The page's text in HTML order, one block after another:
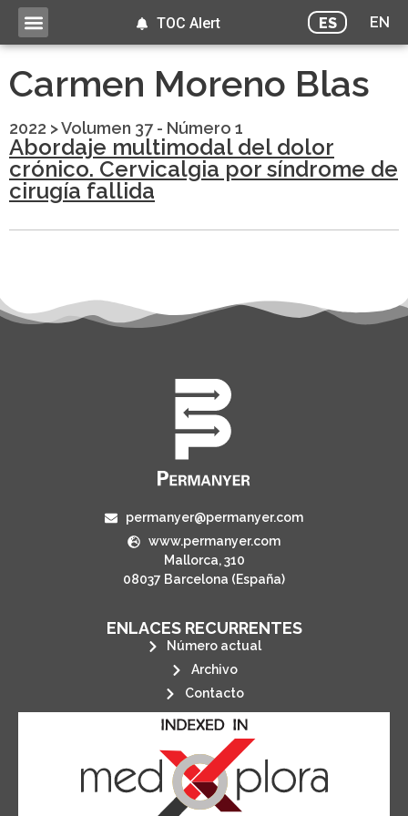
ES EN
TOC Alert
Carmen Moreno Blas
2022 >Volumen 37 - Número 1
Abordaje multimodal del dolor
crónico. Cervicalgia por síndrome de
cirugía fallida
permanyer@permanyer.com
www.permanyer.com
Mallorca, 310
08037 Barcelona (España)
ENLACES RECURRENTES
Número actual
Archivo
Contacto